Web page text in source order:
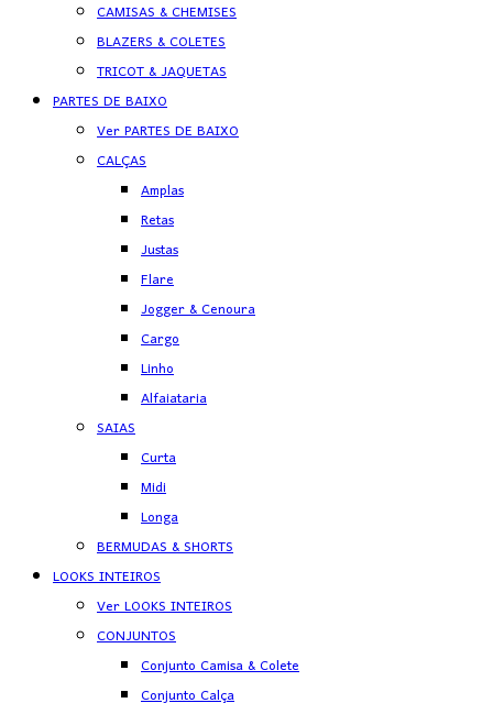
CAMISAS & CHEMISES
BLAZERS & COLETES
TRICOT & JAQUETAS
PARTES DE BAIXO
Ver PARTES DE BAIXO
CALÇAS
Amplas
Retas
Justas
Flare
Jogger & Cenoura
Cargo
Linho
Alfaiataria
SAIAS
Curta
Midi
Longa
BERMUDAS & SHORTS
LOOKS INTEIROS
Ver LOOKS INTEIROS
CONJUNTOS
Conjunto Camisa & Colete
Conjunto Calça